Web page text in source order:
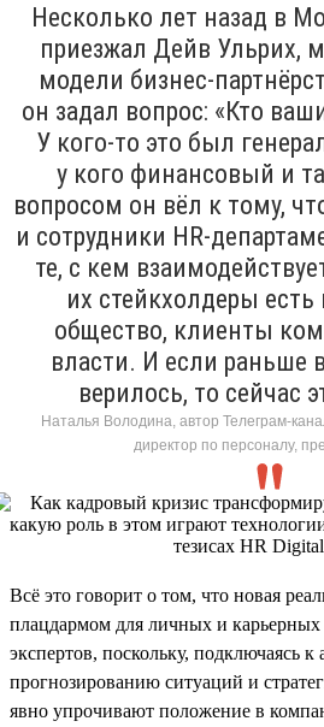
Несколько лет назад в
приезжал Дейв Ульрих,
модели бизнес-
он задал вопрос: «Кто
У кого-то это был
у кого финансовый и
вопросом он вёл к тому,
и сотрудники HR-
те, с кем
их стейкхолдеры
общество, клиенты
власти. И если раньше
верилось, то сейчас
Наталья Володина, автор Телеграм-
директор по персоналу,
Всё это говорит о том, что новая
плацдармом для личных и
экспертов, поскольку, подключаясь к
прогнозированию ситуаций и
явно упрочивают положение в